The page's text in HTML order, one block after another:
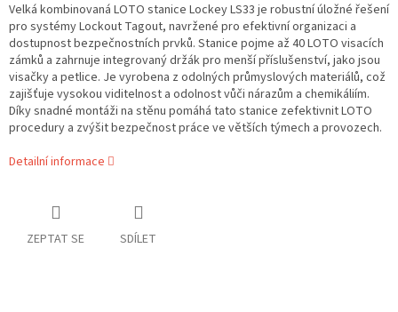
Velká kombinovaná LOTO stanice Lockey LS33 je robustní úložné řešení
pro systémy Lockout Tagout, navržené pro efektivní organizaci a
dostupnost bezpečnostních prvků. Stanice pojme až 40 LOTO visacích
zámků a zahrnuje integrovaný držák pro menší příslušenství, jako jsou
visačky a petlice. Je vyrobena z odolných průmyslových materiálů, což
zajišťuje vysokou viditelnost a odolnost vůči nárazům a chemikáliím.
Díky snadné montáži na stěnu pomáhá tato stanice zefektivnit LOTO
procedury a zvýšit bezpečnost práce ve větších týmech a provozech.
Detailní informace
ZEPTAT SE SDÍLET